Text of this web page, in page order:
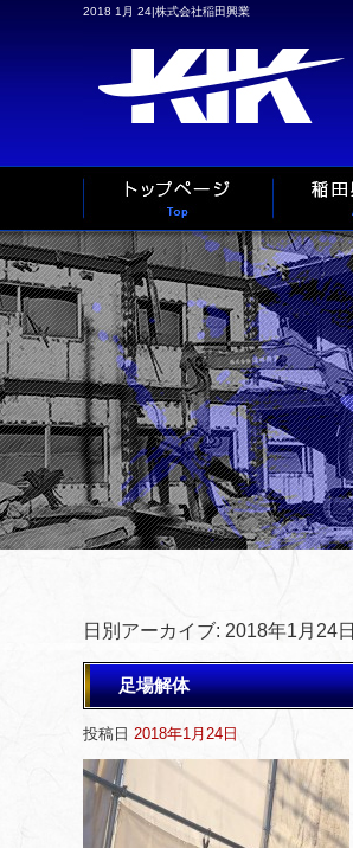
2018 1月 24|株式会社稲田興業
日別アーカイブ: 2018年1月24日
足場解体
投稿日 2018年1月24日